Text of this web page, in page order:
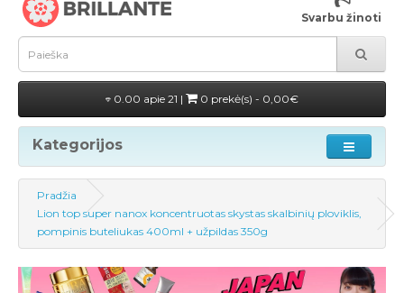
Svarbu žinoti
0.00 apie 21 | 0 prekė(s) - 0,00€
Kategorijos
Pradžia
Lion top super nanox koncentruotas skystas skalbinių ploviklis,
pompinis buteliukas 400ml + užpildas 350g